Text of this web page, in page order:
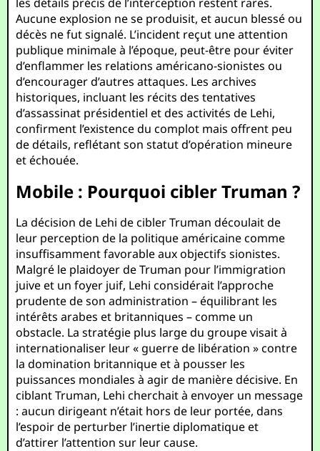
Aucune explosion ne se produisit, et aucun blessé ou
décès ne fut signalé. L’incident reçut une attention
publique minimale à l’époque, peut-être pour éviter
d’enflammer les relations américano-sionistes ou
d’encourager d’autres attaques. Les archives
historiques, incluant les récits des tentatives
d’assassinat présidentiel et des activités de Lehi,
confirment l’existence du complot mais offrent peu
de détails, reflétant son statut d’opération mineure
et échouée.
Mobile : Pourquoi cibler Truman ?
La décision de Lehi de cibler Truman découlait de
leur perception de la politique américaine comme
insuffisamment favorable aux objectifs sionistes.
Malgré le plaidoyer de Truman pour l’immigration
juive et un foyer juif, Lehi considérait l’approche
prudente de son administration – équilibrant les
intérêts arabes et britanniques – comme un
obstacle. La stratégie plus large du groupe visait à
internationaliser leur « guerre de libération » contre
la domination britannique et à pousser les
puissances mondiales à agir de manière décisive. En
ciblant Truman, Lehi cherchait à envoyer un message
: aucun dirigeant n’était hors de leur portée, dans
l’espoir de perturber l’inertie diplomatique et
d’attirer l’attention sur leur cause.